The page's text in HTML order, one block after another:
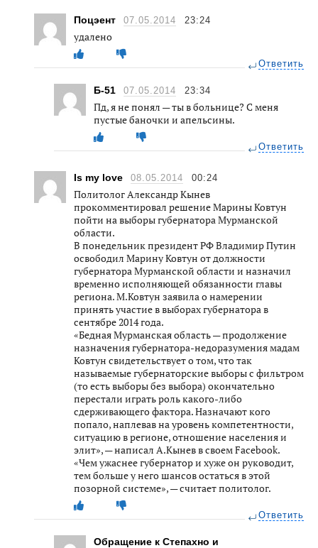
Поцэент 07.05.2014 23:24
удалено
Ответить
Б-51 07.05.2014 23:34
Пд, я не понял — ты в больнице? С меня
пустые баночки и апельсины.
Ответить
Is my love 08.05.2014 00:24
Политолог Александр Кынев
прокомментировал решение Марины Ковтун
пойти на выборы губернатора Мурманской
области.
В понедельник президент РФ Владимир Путин
освободил Марину Ковтун от должности
губернатора Мурманской области и назначил
временно исполняющей обязанности главы
региона. М.Ковтун заявила о намерении
принять участие в выборах губернатора в
сентябре 2014 года.
«Бедная Мурманская область — продолжение
назначения губернатора-недоразумения мадам
Ковтун свидетельствует о том, что так
называемые губернаторские выборы с фильтром
(то есть выборы без выбора) окончательно
перестали играть роль какого-либо
сдерживающего фактора. Назначают кого
попало, наплевав на уровень компетентности,
ситуацию в регионе, отношение населения и
элит», — написал А.Кынев в своем Facebook.
«Чем ужаснее губернатор и хуже он руководит,
тем больше у него шансов остаться в этой
позорной системе», — считает политолог.
Ответить
Обращение к Степахно и